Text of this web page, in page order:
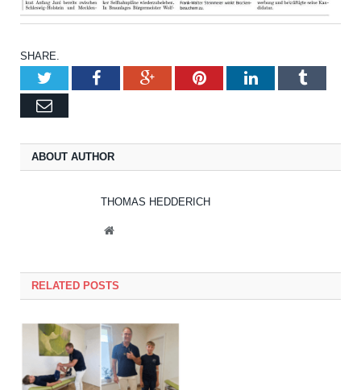
SHARE.
TwitterFacebookGoogle+PinterestLinkedInTumblr
Email
ABOUT AUTHOR
THOMAS HEDDERICH
Website
RELATED POSTS